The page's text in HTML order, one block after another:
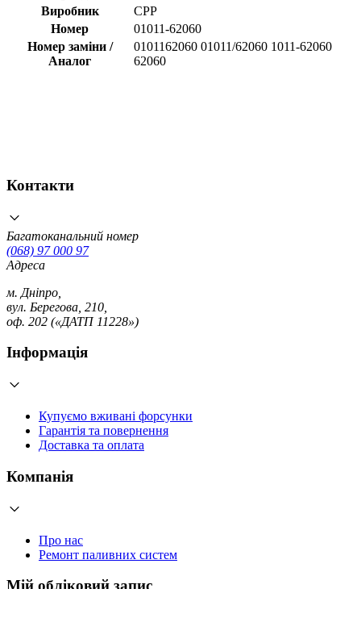
Виробник
CPP
Номер
01011-62060
Номер заміни /
Аналог
0101162060 01011/62060 1011-62060
62060
Контакти
Багатоканальний номер
(068) 97 000 97
Адреса
м. Дніпро,
вул. Берегова, 210,
оф. 202 («ДАТП 11228»)
Інформація
Купуємо вживані форсунки
Гарантія та повернення
Доставка та оплата
Компанія
Про нас
Ремонт паливних систем
Мій обліковий запис